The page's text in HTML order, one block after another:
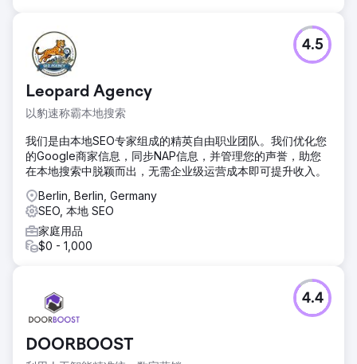
Leopard Agency
以豹速称霸本地搜索
4.5
我们是由本地SEO专家组成的精英自由职业团队。我们优化您
的Google商家信息，同步NAP信息，并管理您的声誉，助您
在本地搜索中脱颖而出，无需企业级运营成本即可提升收入。
Berlin, Berlin, Germany
SEO, 本地 SEO
家庭用品
$0 - 1,000
DOORBOOST
4.4